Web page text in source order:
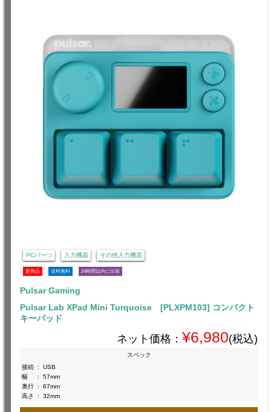
PCパーツ 入力機器 その他入力機器
新商品 送料無料 24時間以内に出荷
Pulsar Gaming
Pulsar Lab XPad Mini Turquoise [PLXPM103] コンパクト
キーパッド
ネット価格： ¥6,980(税込)
スペック
接続 :
USB
幅
:
57mm
奥行 :
67mm
高さ
: 32mm